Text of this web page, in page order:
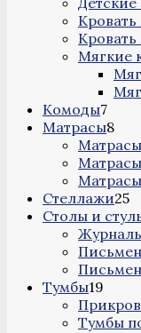
Мягкие
Комоды77
Матрасы88
Стеллажи2525
Столы и
Тумбы19
Тумбы